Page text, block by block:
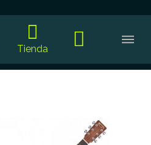
Tienda